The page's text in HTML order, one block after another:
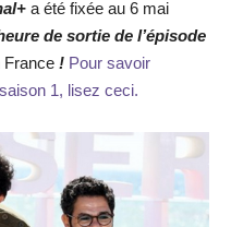
a été fixée au 6 mai
de sortie de l’épisode
France ! Pour savoir
1, lisez ceci.